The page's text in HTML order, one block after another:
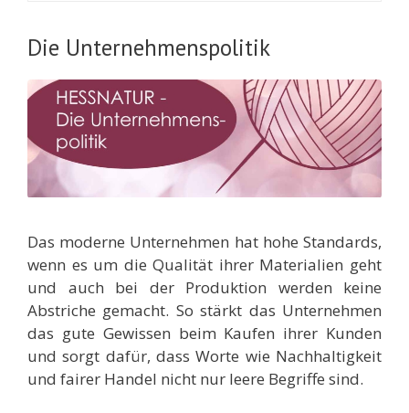
Die Unternehmenspolitik
Das moderne Unternehmen hat hohe Standards,
wenn es um die Qualität ihrer Materialien geht
und auch bei der Produktion werden keine
Abstriche gemacht. So stärkt das Unternehmen
das gute Gewissen beim Kaufen ihrer Kunden
und sorgt dafür, dass Worte wie Nachhaltigkeit
und fairer Handel nicht nur leere Begriffe sind.